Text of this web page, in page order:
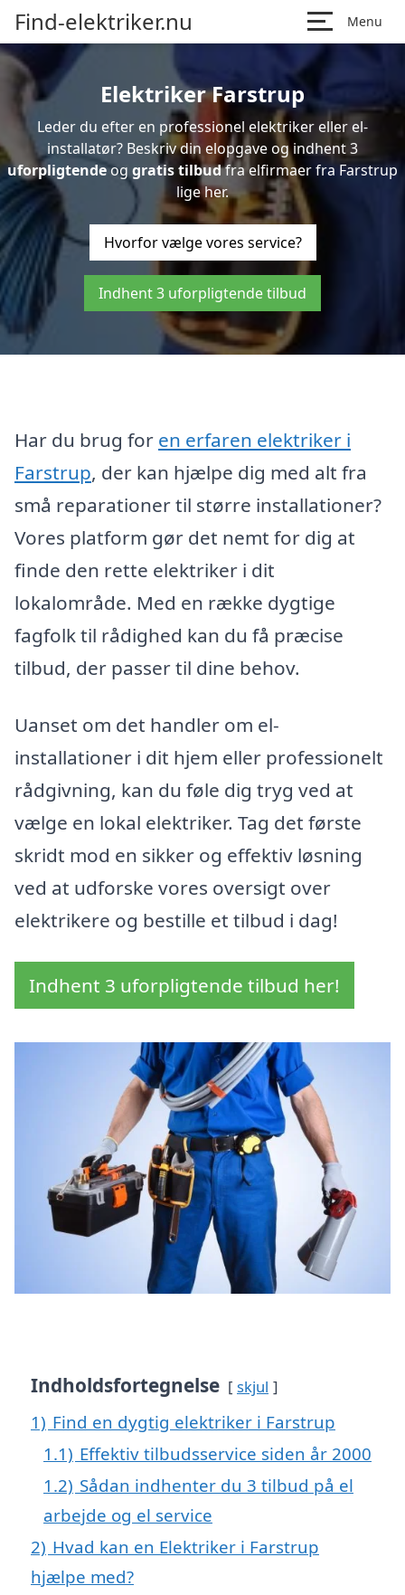
Find-elektriker.nu Menu
Elektriker Farstrup
Leder du efter en professionel elektriker eller el-
installatør? Beskriv din elopgave og indhent 3
uforpligtendeog gratis tilbudfra elfirmaer fra Farstrup
lige her.
Hvorfor vælge vores service?
Indhent 3 uforpligtende tilbud
Har du brug for en erfaren elektriker i
Farstrup, der kan hjælpe dig med alt fra
små reparationer til større installationer?
Vores platform gør det nemt for dig at
finde den rette elektriker i dit
lokalområde. Med en række dygtige
fagfolk til rådighed kan du få præcise
tilbud, der passer til dine behov.
Uanset om det handler om el-
installationer i dit hjem eller professionelt
rådgivning, kan du føle dig tryg ved at
vælge en lokal elektriker. Tag det første
skridt mod en sikker og effektiv løsning
ved at udforske vores oversigt over
elektrikere og bestille et tilbud i dag!
Indhent 3 uforpligtende tilbud her!
Indholdsfortegnelse skjul
1) Find en dygtig elektriker i Farstrup
1.1) Effektiv tilbudsservice siden år 2000
1.2) Sådan indhenter du 3 tilbud på el
arbejde og el service
2) Hvad kan en Elektriker i Farstrup
hjælpe med?